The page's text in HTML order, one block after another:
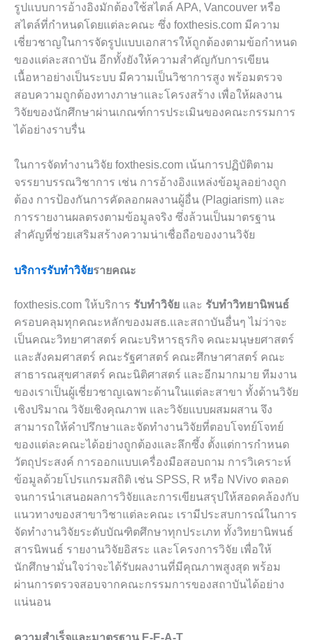
รูปแบบการอ้างอิงมักต้องใช้สไตล์ APA, Vancouver หรือ
สไตล์ที่กำหนดโดยแต่ละคณะ ซึ่ง foxthesis.com มีความ
เชี่ยวชาญในการจัดรูปแบบเอกสารให้ถูกต้องตามข้อกำหนด
ของแต่ละสถาบัน อีกทั้งยังให้ความสำคัญกับการเขียน
เนื้อหาอย่างเป็นระบบ มีความเป็นวิชาการสูง พร้อมตรวจ
สอบความถูกต้องทางภาษาและโครงสร้าง เพื่อให้ผลงาน
วิจัยของนักศึกษาผ่านเกณฑ์การประเมินของคณะกรรมการ
ได้อย่างราบรื่น
ในการจัดทำงานวิจัย foxthesis.com เน้นการปฏิบัติตาม
จรรยาบรรณวิชาการ เช่น การอ้างอิงแหล่งข้อมูลอย่างถูก
ต้อง การป้องกันการคัดลอกผลงานผู้อื่น (Plagiarism) และ
การรายงานผลตรงตามข้อมูลจริง ซึ่งล้วนเป็นมาตรฐาน
สำคัญที่ช่วยเสริมสร้างความน่าเชื่อถือของงานวิจัย
บริการรับทำวิจัยรายคณะ
foxthesis.com ให้บริการ รับทำวิจัย และ รับทำวิทยานิพนธ์
ครอบคลุมทุกคณะหลักของมสธ.และสถาบันอื่นๆ ไม่ว่าจะ
เป็นคณะวิทยาศาสตร์ คณะบริหารธุรกิจ คณะมนุษยศาสตร์
และสังคมศาสตร์ คณะรัฐศาสตร์ คณะศึกษาศาสตร์ คณะ
สาธารณสุขศาสตร์ คณะนิติศาสตร์ และอีกมากมาย ทีมงาน
ของเราเป็นผู้เชี่ยวชาญเฉพาะด้านในแต่ละสาขา ทั้งด้านวิจัย
เชิงปริมาณ วิจัยเชิงคุณภาพ และวิจัยแบบผสมผสาน จึง
สามารถให้คำปรึกษาและจัดทำงานวิจัยที่ตอบโจทย์โจทย์
ของแต่ละคณะได้อย่างถูกต้องและลึกซึ้ง ตั้งแต่การกำหนด
วัตถุประสงค์ การออกแบบเครื่องมือสอบถาม การวิเคราะห์
ข้อมูลด้วยโปรแกรมสถิติ เช่น SPSS, R หรือ NVivo ตลอด
จนการนำเสนอผลการวิจัยและการเขียนสรุปให้สอดคล้องกับ
แนวทางของสาขาวิชาแต่ละคณะ เรามีประสบการณ์ในการ
จัดทำงานวิจัยระดับบัณฑิตศึกษาทุกประเภท ทั้งวิทยานิพนธ์
สารนิพนธ์ รายงานวิจัยอิสระ และโครงการวิจัย เพื่อให้
นักศึกษามั่นใจว่าจะได้รับผลงานที่มีคุณภาพสูงสุด พร้อม
ผ่านการตรวจสอบจากคณะกรรมการของสถาบันได้อย่าง
แน่นอน
ความสำเร็จและมาตรฐาน E-E-A-T